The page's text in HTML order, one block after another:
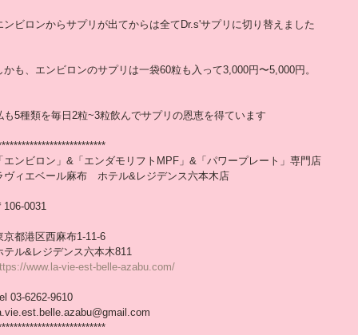
ンビロンからサプリが出てからは全てDr.s'サプリに切り替えました
かも、エンビロンのサプリは一袋60粒も入って3,000円〜5,000円。
も5種類を毎日2粒~3粒飲んでサプリの恩恵を得ています
「エンビロン」&「エンダモリフトMPF」&「パワープレート」専門店
ヴィエベール麻布　ホテル&レジデンス六本木店
106-0031
京都港区西麻布1-11-6
テル&レジデンス六本木811
www.la-vie-est-belle-azabu.com/
03-6262-9610